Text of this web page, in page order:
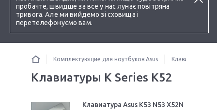
пробачте, швидше за все у нас лунає повітряна
тривога. Але ми вийдемо зі сховища і
перетелефонуємо вам.
Комплектующие для ноутбуков Asus Клавиатуры
Клавиатуры K Series K52
Клавиатура Asus K53 N53 X52N